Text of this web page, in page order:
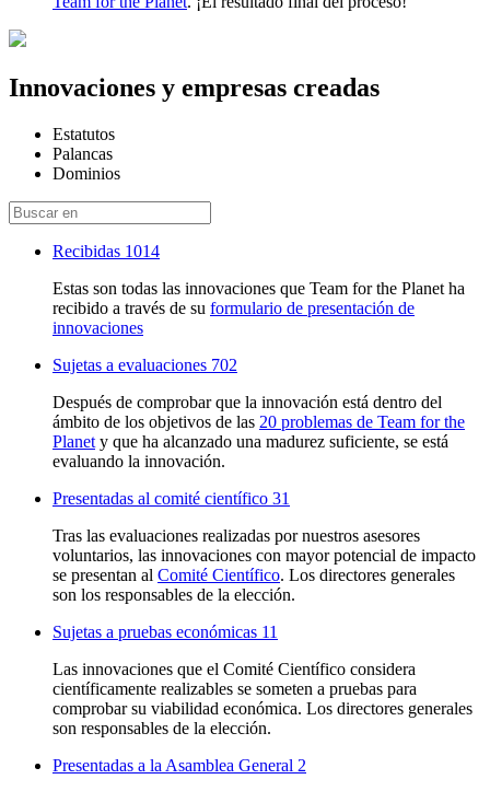
Innovaciones y empresas creadas
Estatutos
Palancas
Dominios
Recibidas 1014
Estas son todas las innovaciones que Team for the Planet ha
recibido a través de su formulario de presentación de
innovaciones
Sujetas a evaluaciones 702
Después de comprobar que la innovación está dentro del
ámbito de los objetivos de las 20 problemas de Team for the
Planet y que ha alcanzado una madurez suficiente, se está
evaluando la innovación.
Presentadas al comité científico 31
Tras las evaluaciones realizadas por nuestros asesores
voluntarios, las innovaciones con mayor potencial de impacto
se presentan al Comité Científico. Los directores generales
son los responsables de la elección.
Sujetas a pruebas económicas 11
Las innovaciones que el Comité Científico considera
científicamente realizables se someten a pruebas para
comprobar su viabilidad económica. Los directores generales
son responsables de la elección.
Presentadas a la Asamblea General 2